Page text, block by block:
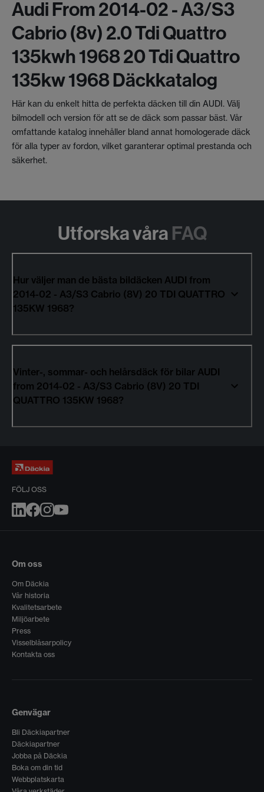
Audi From 2014-02 - A3/s3
Cabrio (8v) 2.0 Tdi Quattro
135kwh 1968 20 Tdi Quattro
135kw 1968 Däckkatalog
Här kan du enkelt hitta de perfekta däcken till din AUDI. Välj
bilmodell och version för att se de däck som passar bäst. Vår
omfattande katalog innehåller bland annat homologerade däck
för alla typer av fordon, vilket garanterar optimal prestanda och
säkerhet.
Utforska våra FAQ
Hur väljer man de bästa bildäcken AUDI from
2014-02 - A3/S3 Cabrio (8V) 20 TDI QUATTRO
135KW 1968?
Vinter-, sommar- och helårsdäck för bilar AUDI
from 2014-02 - A3/S3 Cabrio (8V) 20 TDI
QUATTRO 135KW 1968?
FÖLJ OSS
Om oss
Om Däckia
Vår historia
Kvalitetsarbete
Miljöarbete
Press
Visselblåsarpolicy
Kontakta oss
Genvägar
Bli Däckiapartner
Däckiapartner
Jobba på Däckia
Boka om din tid
Webbplatskarta